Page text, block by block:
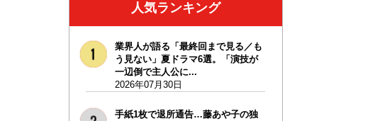
人気ランキング
業界人が語る「最終回まで見る／も
う見ない」夏ドラマ6選。「演技が
一辺倒で主人公に...
2026年07月30日
手紙1枚で退所通告…藤あや子の独